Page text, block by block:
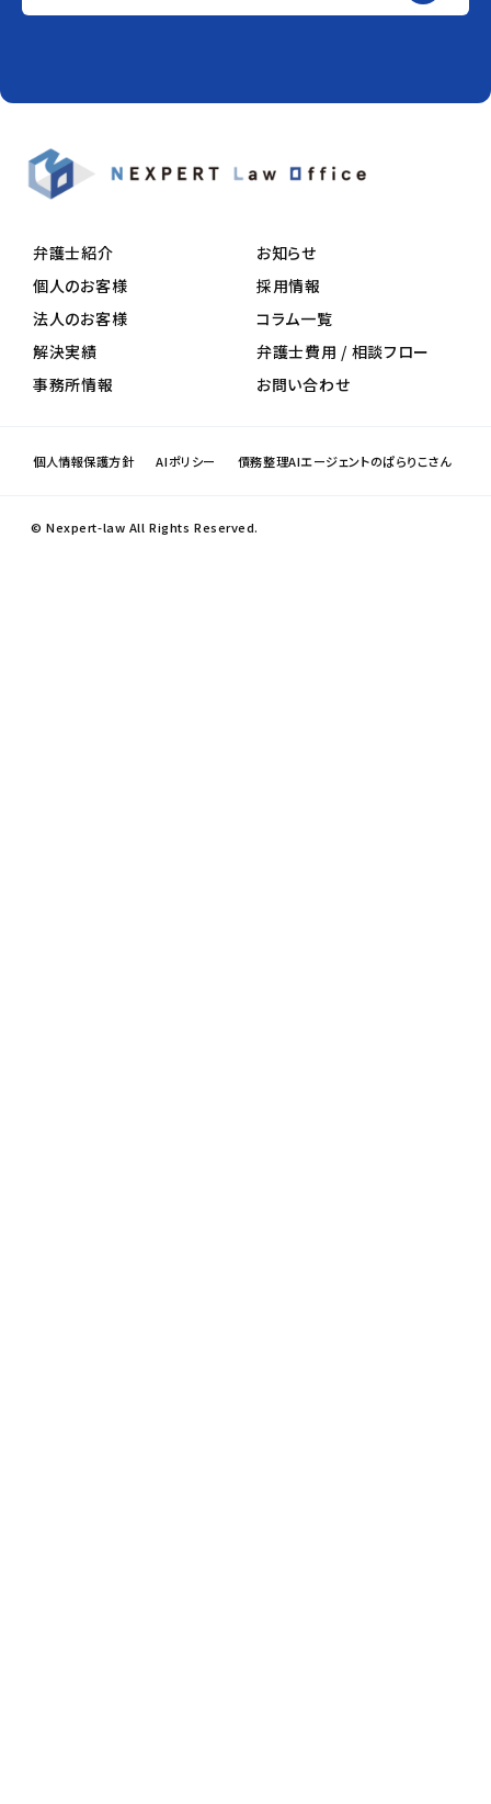
弁護士紹介
個人のお客様
法人のお客様
解決実績
事務所情報
お知らせ
採用情報
コラム一覧
弁護士費用 / 相談フロー
お問い合わせ
個人情報保護方針 AIポリシー 債務整理AIエージェントのぱらりこさん
© Nexpert-law All Rights Reserved.